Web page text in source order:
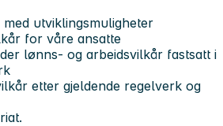
utviklingsmuligheter
for våre ansatte
lønns- og arbeidsvilkår fastsatt i
etter gjeldende regelverk og